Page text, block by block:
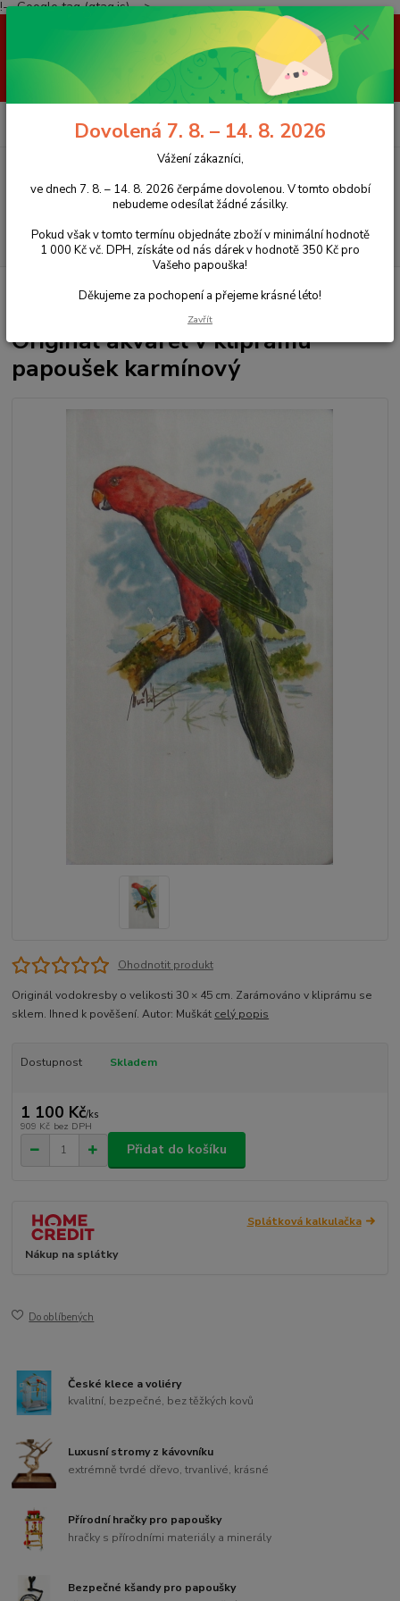
!-- Google tag (gtag.js) -->
Vážení zákazníci, ve dnech 7. 8. – 14. 8. 2026 čerpáme dovolenou. V
tomto období nebudeme odesílat žádné zásilky. Pokud však v tomto
termínu objednáte zboží v minimální hodnotě 1 000 Kč vč. DPH, získáte
od nás dárek v hodnotě 350 Kč pro Vašeho papouška! Děkujeme za
pochopení a přejeme krásné léto!
Menu
CZK
Hledat
(Po-Pá, 8-16 hod.)
akvarel v kliprámu papoušek karmínový
Originál akvarel v kliprámu
papoušek karmínový
Ohodnotit produkt
Originál vodokresby o velikosti 30 × 45 cm. Zarámováno v kliprámu se
sklem. Ihned k pověšení. Autor: Muškát celý popis
Dostupnost Skladem
1 100 Kč/ks
909 Kč bez DPH
Přidat do košíku
Splátková kalkulačka
Nákup na splátky
Do oblíbených
České klece a voliéry
kvalitní, bezpečné, bez těžkých kovů
Luxusní stromy z kávovníku
extrémně tvrdé dřevo, trvanlivé, krásné
Přírodní hračky pro papoušky
hračky s přírodními materiály a minerály
Bezpečné kšandy pro papoušky
Dovolená 7. 8. – 14. 8. 2026
Vážení zákazníci,
ve dnech 7. 8. – 14. 8. 2026 čerpáme dovolenou. V tomto období
nebudeme odesílat žádné zásilky.
Pokud však v tomto termínu objednáte zboží v minimální hodnotě
1 000 Kč vč. DPH, získáte od nás dárek v hodnotě 350 Kč pro
Vašeho papouška!
Děkujeme za pochopení a přejeme krásné léto!
Zavřít